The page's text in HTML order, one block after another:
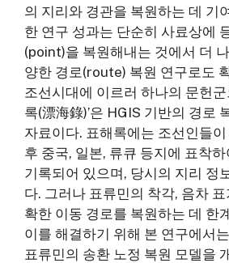
의 지리와 경관을 복원하는 데 기
한 연구 성과는 단순히 사료상에
(point)을 복원해내는 것에서 더
양한 경로(route) 복원 연구로도
조선시대에 이르러 하나의 문헌군
록(漂海錄)’은 HGIS 기반의 경로
자료이다. 표해록에는 조선인들
후 중국, 일본, 류큐 등지에 표착
기록되어 있으며, 당시의 지리 정
다. 그러나 표류민의 착각, 음차
확한 이동 경로를 복원하는 데 한
이를 해결하기 위해 본 연구에서
표류민의 송환 노정 복원 모델을